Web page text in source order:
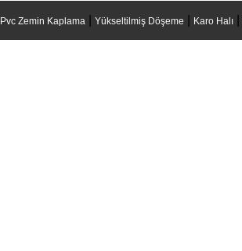
Pvc Zemin Kaplama Yükseltilmiş Döşeme Karo Halı